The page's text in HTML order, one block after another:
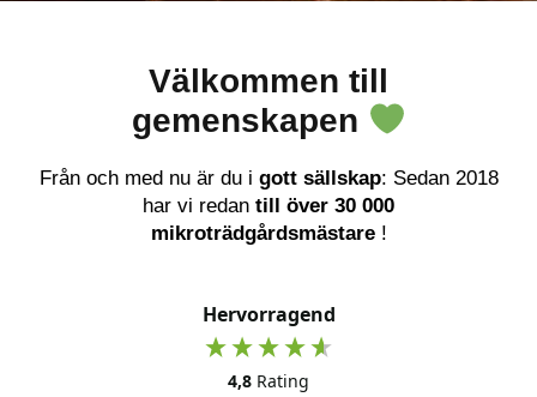
Välkommen till
gemenskapen
Från och med nu är du i gott sällskap: Sedan 2018
har vi redan till över 30 000
mikroträdgårdsmästare!
Hervorragend
4,8 Rating